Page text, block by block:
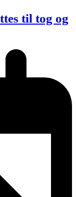
til tog og